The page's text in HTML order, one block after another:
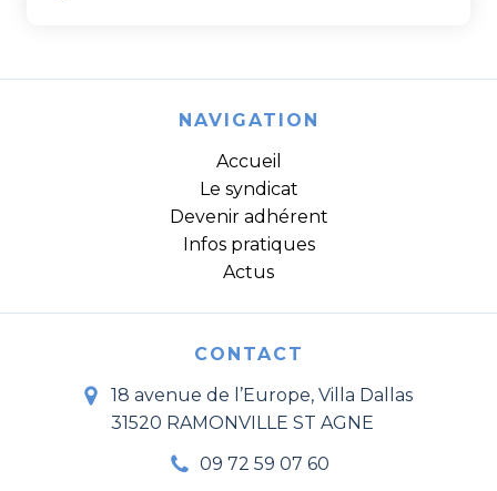
NAVIGATION
Accueil
Le syndicat
Devenir adhérent
Infos pratiques
Actus
CONTACT
18 avenue de l’Europe, Villa Dallas
31520 RAMONVILLE ST AGNE
09 72 59 07 60